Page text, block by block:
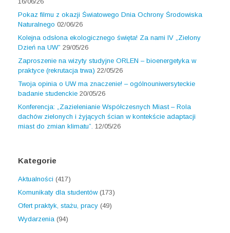
Pokaz filmu z okazji Światowego Dnia Ochrony Środowiska
Naturalnego 02/06/26
Kolejna odsłona ekologicznego święta! Za nami IV „Zielony
Dzień na UW” 29/05/26
Zaproszenie na wizyty studyjne ORLEN – bioenergetyka w
praktyce (rekrutacja trwa) 22/05/26
Twoja opinia o UW ma znaczenie! – ogólnouniwersyteckie
badanie studenckie 20/05/26
Konferencja: „Zazielenianie Współczesnych Miast – Rola
dachów zielonych i żyjących ścian w kontekście adaptacji
miast do zmian klimatu”. 12/05/26
Kategorie
Aktualności (417)
Komunikaty dla studentów(173)
Ofert praktyk, stażu, pracy (49)
Wydarzenia (94)